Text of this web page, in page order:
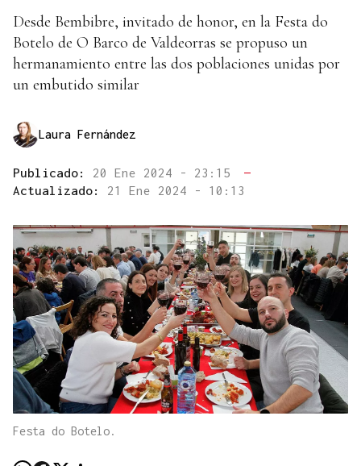
Desde Bembibre, invitado de honor, en la Festa do
Botelo de O Barco de Valdeorras se propuso un
hermanamiento entre las dos poblaciones unidas por
un embutido similar
Laura Fernández
Publicado: 20 Ene 2024 - 23:15
—
Actualizado: 21 Ene 2024 - 10:13
Festa do Botelo.